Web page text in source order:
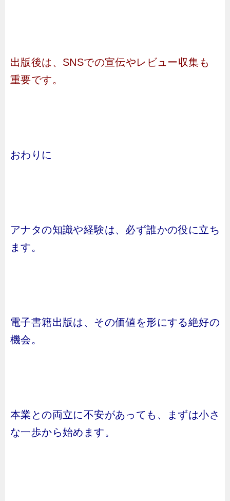
出版後は、SNSでの宣伝やレビュー収集も
重要です。
おわりに
アナタの知識や経験は、必ず誰かの役に立ち
ます。
電子書籍出版は、その価値を形にする絶好の
機会。
本業との両立に不安があっても、まずは小さ
な一歩から始めます。